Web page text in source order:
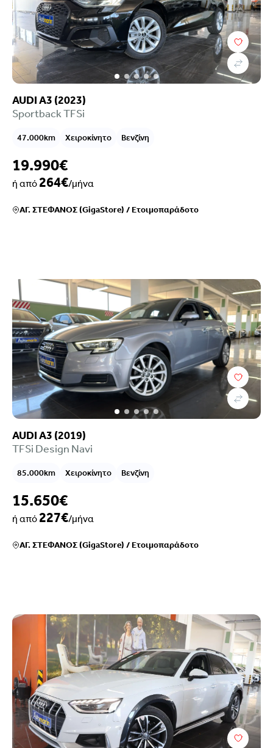
AUDI A3 (2023)
Sportback TFSi
47.000km Χειροκίνητο Βενζίνη
19.990€
ή από264€/μήνα
ΑΓ. ΣΤΕΦΑΝΟΣ (GigaStore) /Ετοιμοπαράδοτο
AUDI A3 (2019)
TFSi Design Navi
85.000km Χειροκίνητο Βενζίνη
15.650€
ή από227€/μήνα
ΑΓ. ΣΤΕΦΑΝΟΣ (GigaStore) /Ετοιμοπαράδοτο